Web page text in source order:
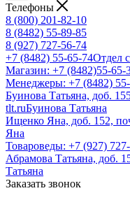
Телефоны
8 (800) 201-82-10
8 (8482) 55-89-85
8 (927) 727-56-74
+7 (8482) 55-65-74Отдел
Магазин: +7 (8482)55-65-
Менеджеры: +7 (8482)
Буинова Татьяна, доб.
tlt.ruБуинова Татьяна
Ищенко Яна, доб. 152,
Яна
Товароведы: +7 (927)
Абрамова Татьяна, доб.
Татьяна
Заказать звонок